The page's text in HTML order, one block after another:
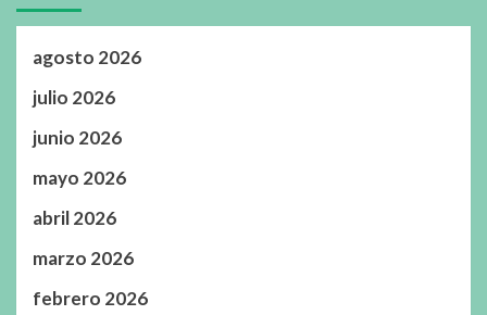
agosto 2026
julio 2026
junio 2026
mayo 2026
abril 2026
marzo 2026
febrero 2026